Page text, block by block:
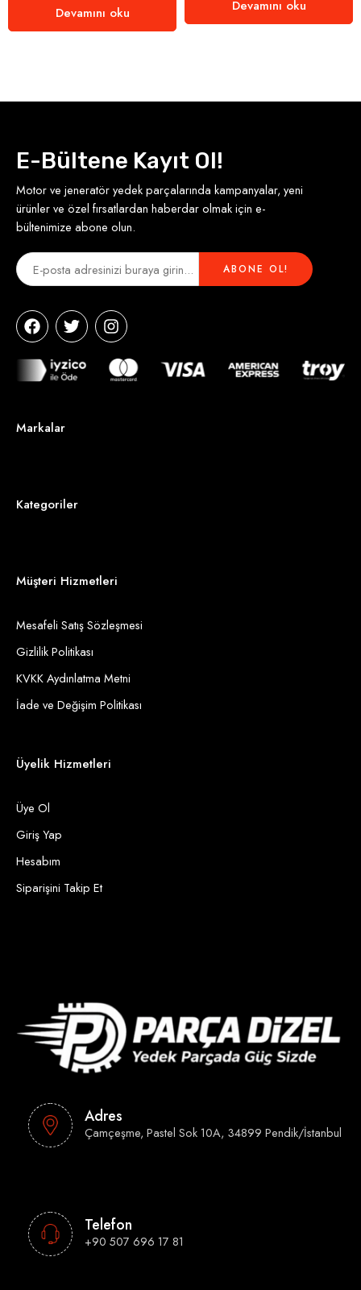
Devamını oku
Devamını oku
E-Bültene Kayıt Ol!
Motor ve jeneratör yedek parçalarında kampanyalar, yeni
ürünler ve özel fırsatlardan haberdar olmak için e-
bültenimize abone olun.
Markalar
Kategoriler
Müşteri Hizmetleri
Mesafeli Satış Sözleşmesi
Gizlilik Politikası
KVKK Aydınlatma Metni
İade ve Değişim Politikası
Üyelik Hizmetleri
Üye Ol
Giriş Yap
Hesabım
Siparişini Takip Et
Adres
Çamçeşme, Pastel Sok 10A, 34899 Pendik/İstanbul
Telefon
+90 507 696 17 81